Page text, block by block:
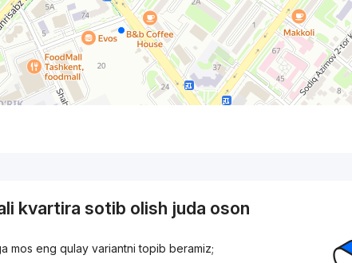
kvartira sotib olish juda oson
mos eng qulay variantni topib beramiz;